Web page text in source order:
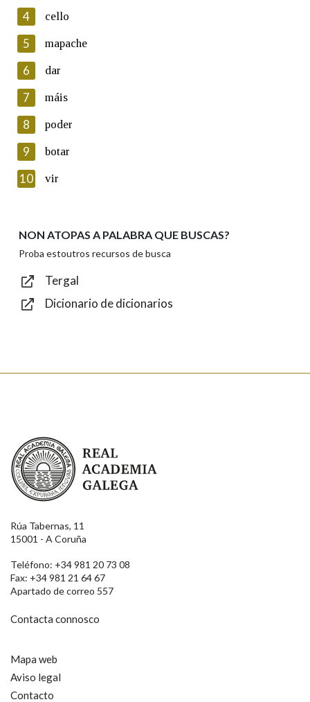
Protección de Datos de Carácter Persoal, a Real Academia
Galega informa a aqueles usuarios que faciliten o seu correo
electrónico, así como calquera outra información de carácter
persoal, que estes datos serán obxecto de tratamento
automatizado de carácter confidencial e incorporados aos seus
ficheiros informáticos. Así mesmo, os usuarios poderán exercer o
seu dereito de acceso, rectificación, oposición e cancelación dos
seus datos poñéndose en contacto connosco.
Lin e acepto as condicións da política de
Introduce o código que aparece na imaxe:
Texto de verificación
4 cello
5 mapache
6 dar
7 máis
8 poder
9 botar
10 vir
NON ATOPAS A PALABRA QUE BUSCAS?
Proba estoutros recursos de busca
Tergal
Dicionario de dicionarios
Real Academia Galega
Rúa Tabernas, 11
15001 - A Coruña
Teléfono: +34 981 20 73 08
Fax: +34 981 21 64 67
Apartado de correo 557
Contacta connosco
Mapa web
Aviso legal
Contacto